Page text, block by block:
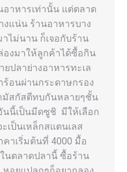
าหารเท่านั้น แต่ตลาด
แน่น ร้านอาหารบาง
าไม่นาน ก็เจอกับร้าน
งมาให้ลูกค้าได้ซื้อกิน
ปลาย่างอาหารทะเล
ร้อนผ่านกระดาษกรอง
มัสกัสตีทบกันหลายๆชั้น
นี้เป็นมีดซูชิ มีให้เลือก
เป็นเหล็กสแตนเลส
าเริ่มต้นที่ 4000 มื้อ
ในตลาดปลานี้ ซื้อร้าน